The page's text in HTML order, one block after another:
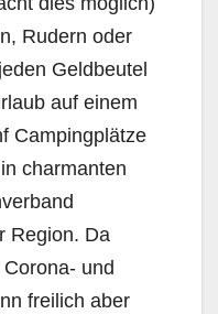
Rudern oder
Geldbeutel
auf einem
Campingplätze
charmanten
Region. Da
und
freilich aber